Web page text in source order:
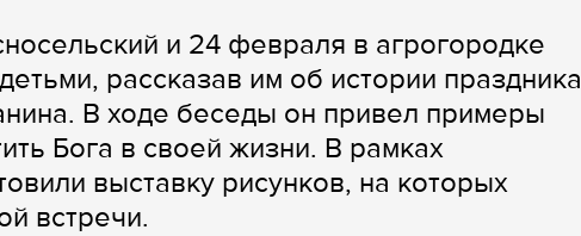
и 24 февраля в агрогородке
рассказав им об истории праздника
В ходе беседы он привел примеры
Бога в своей жизни. В рамках
выставку рисунков, на которых
встречи.